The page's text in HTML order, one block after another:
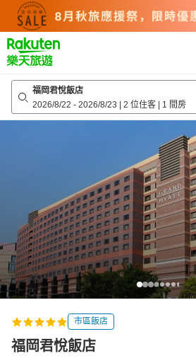
top
page
福岡君悅飯店
2026/8/22 - 2026/8/23 | 2 位住客 | 1 間房
市區飯店
福岡君悅飯店